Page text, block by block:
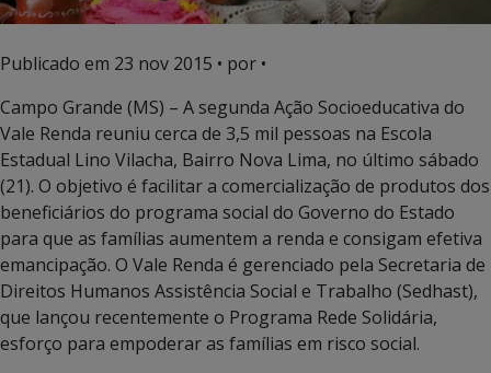
Publicado em 23 nov 2015 • por •
Campo Grande (MS) – A segunda Ação Socioeducativa do
Vale Renda reuniu cerca de 3,5 mil pessoas na Escola
Estadual Lino Vilacha, Bairro Nova Lima, no último sábado
(21). O objetivo é facilitar a comercialização de produtos dos
beneficiários do programa social do Governo do Estado
para que as famílias aumentem a renda e consigam efetiva
emancipação. O Vale Renda é gerenciado pela Secretaria de
Direitos Humanos Assistência Social e Trabalho (Sedhast),
que lançou recentemente o Programa Rede Solidária,
esforço para empoderar as famílias em risco social.